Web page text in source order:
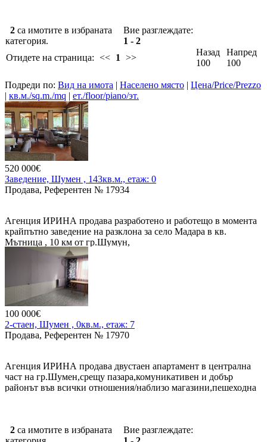
2 са имотите в избраната
категория.
Вие разглеждате:
1 - 2
Отидете на страница: << 1 >>
Назад
100
Напред
100
Подреди по: Вид на имота | Населено място | Цена/Price/Prezzo
| кв.м./sq.m./mq | ет./floor/piano/эт.
520 000€
Заведение, Шумен , 143кв.м., етаж: 0
Продава, Референтен № 17934
Агенция ИРИНА продава разработено и работещо в момента
крайпътно заведение на разклона за село Мадара в кв.
Мътница , 10 км от гр.Шумун,
Застроена площ - 143 кв.м.
Прилежаща емя - 800 кв.м
Състои се от зала, кухня, подготвително, хладилен склад,
склад за стока, миялно, стая за персонал, тоалетна.
Зала - 50 места.
Градинка - 46 места
Продава се с цялото налично оборудване и обзавеждане
100 000€
2-стаен, Шумен , 0кв.м., етаж: 7
Продава, Референтен № 17970
Агенция ИРИНА продава двустаен апартамент в централна
част на гр.Шумен,срещу пазара,комуникативен и добър
районът във всички отношения/наблизо магазини,пешеходна
хол,спалня,куня/ с възможност за пренареждане на
2 са имотите в избраната
Вие разглеждате: